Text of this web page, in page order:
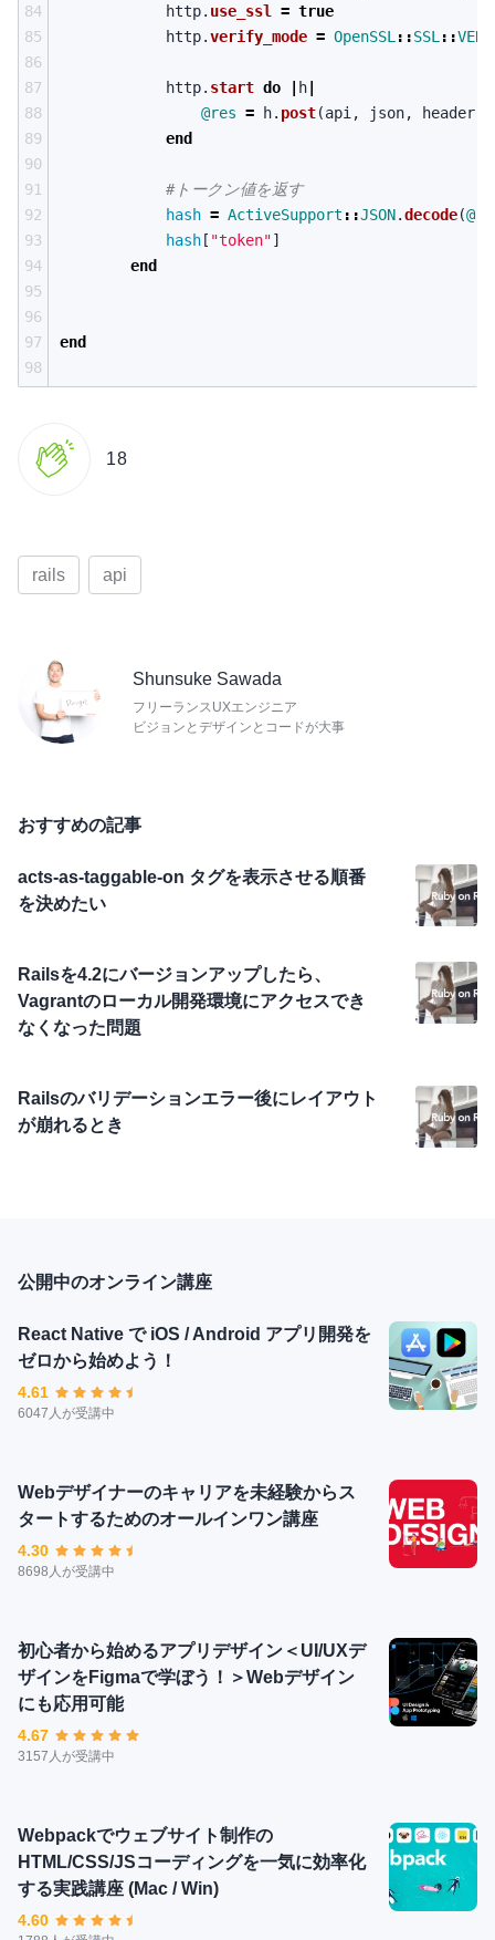
84
85
86
87
88
89
90
91
92
93
94
95
96
97
98
http. use_ssl = true
http.verify_mode = OpenSSL ::SSL ::
http. start do h
@res = h. post(api , json, header
end
#トークン値を返す
hash = ActiveSupport ::JSON.decode(
hash [ "token"]
end
end
18
rails api
Shunsuke Sawada
フリーランスUXエンジニア
ビジョンとデザインとコードが大事
おすすめの記事
acts-as-taggable-on タグを表示させる順番
を決めたい
Railsを4.2にバージョンアップしたら、
Vagrantのローカル開発環境にアクセスでき
なくなった問題
Railsのバリデーションエラー後にレイアウト
が崩れるとき
公開中のオンライン講座
React Native で iOS / Android アプリ開発を
ゼロから始めよう！
4.61
6047人が受講中
Webデザイナーのキャリアを未経験からス
タートするためのオールインワン講座
4.30
8698人が受講中
初心者から始めるアプリデザイン＜UI/UXデ
ザインをFigmaで学ぼう！＞Webデザイン
にも応用可能
4.67
3157人が受講中
Webpackでウェブサイト制作の
HTML/CSS/JSコーディングを一気に効率化
する実践講座 (Mac / Win)
4.60